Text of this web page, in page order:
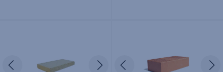
SeuraavaEdellinen